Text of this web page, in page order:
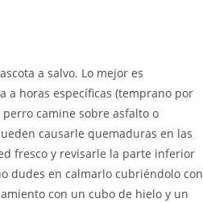
a salvo. Lo mejor es
a horas específicas (temprano por
camine sobre asfalto o
causarle quemaduras en las
fresco y revisarle la parte inferior
dudes en calmarlo cubriéndolo con
con un cubo de hielo y un